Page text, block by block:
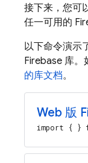
接下来，您可
任一可用的
以下命令演示
Firebase 库。
的库文档。
Web 版
import { }